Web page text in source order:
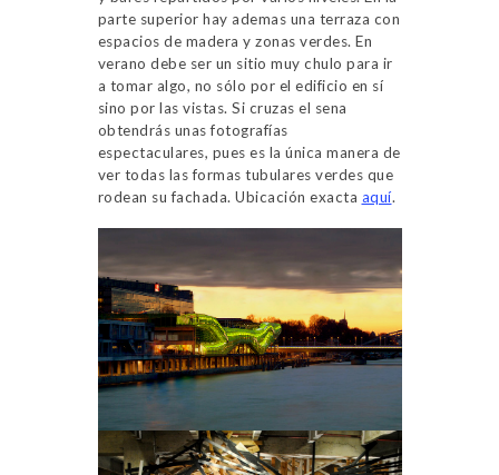
parte superior hay ademas una terraza con
espacios de madera y zonas verdes. En
verano debe ser un sitio muy chulo para ir
a tomar algo, no sólo por el edificio en sí
sino por las vistas. Si cruzas el sena
obtendrás unas fotografías
espectaculares, pues es la única manera de
ver todas las formas tubulares verdes que
rodean su fachada. Ubicación exacta aquí.